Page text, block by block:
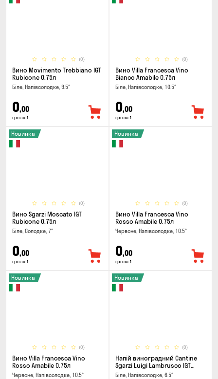
(0)
Вино Movimento Trebbiano IGT
Rubicone 0.75л
Біле, Напівсолодке, 9.5°
0,00
грн за 1
(0)
Вино Villa Francesca Vino
Bianco Amabile 0.75л
Біле, Напівсолодке, 10.5°
0,00
грн за 1
(0)
Новинка
Вино Sgarzi Moscato IGT
Rubicone 0.75л
Біле, Солодке, 7°
0,00
грн за 1
(0)
Новинка
Вино Villa Francesca Vino
Rosso Amabile 0.75л
Червоне, Напівсолодке, 10.5°
0,00
грн за 1
(0)
Новинка
Вино Villa Francesca Vino
Rosso Amabile 0.75л
Червоне, Напівсолодке, 10.5°
(0)
Новинка
Напій виноградний Cantine
Sgarzi Luigi Lambrusco IGT
Emilia Bianca Frizziante 0.75л
Біле, Напівсолодке, 6.5°